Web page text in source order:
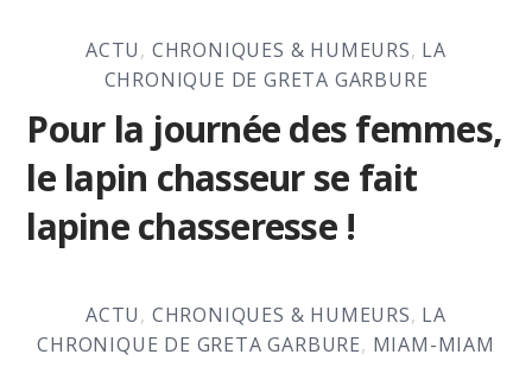
ACTU, CHRONIQUES & HUMEURS, LA
CHRONIQUE DE GRETA GARBURE
Pour la journée des femmes,
le lapin chasseur se fait
lapine chasseresse !
ACTU, CHRONIQUES & HUMEURS, LA
CHRONIQUE DE GRETA GARBURE, MIAM-MIAM